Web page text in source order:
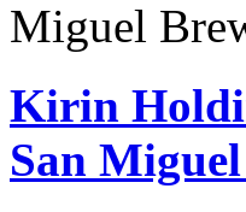
Kirin
San